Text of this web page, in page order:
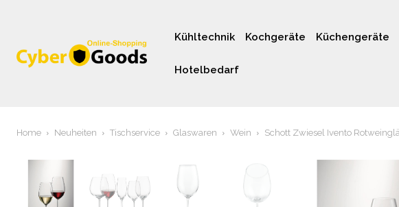
Kühltechnik Kochgeräte Küchengeräte
Hotelbedarf
Home Neuheiten Tischservice Glaswaren Wein Schott Zwiesel Ivento